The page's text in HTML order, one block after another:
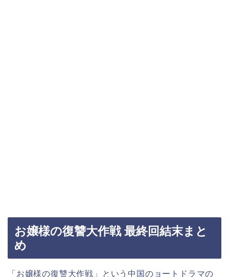
お嬢様の復讐大作戦 最終回結末まと
め
「お嬢様の復讐大作戦 」 という中国のョートドラマの